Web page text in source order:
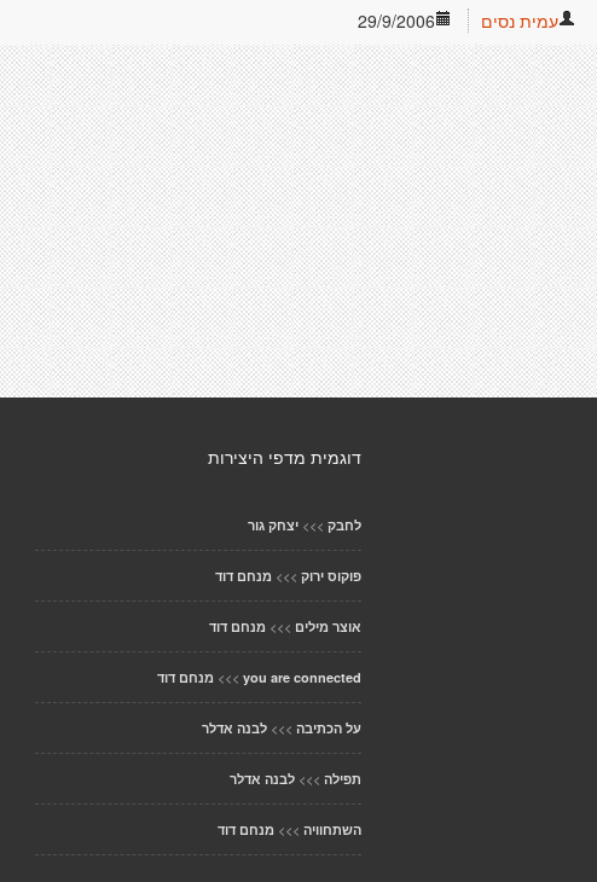
29/9/2006 עמית נסים
דוגמית מדפי היצירות
לחבק >>> יצחק גור
פוקוס ירוק >>> מנחם דוד
אוצר מילים >>> מנחם דוד
you are connected
>>> מנחם דוד
על הכתיבה >>> לבנה אדלר
תפילה >>> לבנה אדלר
השתחוויה >>> מנחם דוד